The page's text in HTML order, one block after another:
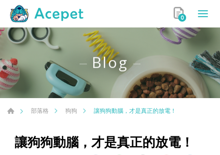
0
Blog
部落格 狗狗 讓狗狗動腦，才是真正的放電！
讓狗狗動腦，才是真正的放電！